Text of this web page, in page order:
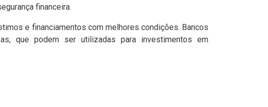
financeira.
e financiamentos com melhores condições. Bancos
que podem ser utilizadas para investimentos em